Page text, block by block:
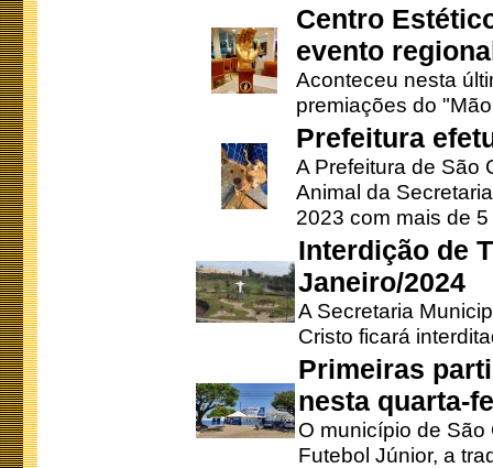
Centro
evento
Aconteceu nesta
premiações do
Prefeitura
A Prefeitura de São
Animal da
2023 com mais de 5
Interdição de
Janeiro/2024
A Secretaria
Cristo ficará
Primeiras
nesta quarta-
O município de
Futebol Júnior, a